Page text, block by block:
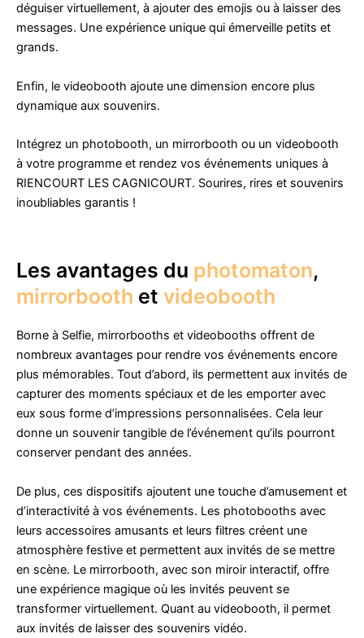
déguiser virtuellement, à ajouter des emojis ou à laisser des
messages. Une expérience unique qui émerveille petits et
grands.
Enfin, le videobooth ajoute une dimension encore plus
dynamique aux souvenirs.
Intégrez un photobooth, un mirrorbooth ou un videobooth
à votre programme et rendez vos événements uniques à
RIENCOURT LES CAGNICOURT. Sourires, rires et souvenirs
inoubliables garantis !
Les avantages du photomaton,
mirrorbooth et videobooth
Borne à Selfie, mirrorbooths et videobooths offrent de
nombreux avantages pour rendre vos événements encore
plus mémorables. Tout d’abord, ils permettent aux invités de
capturer des moments spéciaux et de les emporter avec
eux sous forme d’impressions personnalisées. Cela leur
donne un souvenir tangible de l’événement qu’ils pourront
conserver pendant des années.
De plus, ces dispositifs ajoutent une touche d’amusement et
d’interactivité à vos événements. Les photobooths avec
leurs accessoires amusants et leurs filtres créent une
atmosphère festive et permettent aux invités de se mettre
en scène. Le mirrorbooth, avec son miroir interactif, offre
une expérience magique où les invités peuvent se
transformer virtuellement. Quant au videobooth, il permet
aux invités de laisser des souvenirs vidéo.